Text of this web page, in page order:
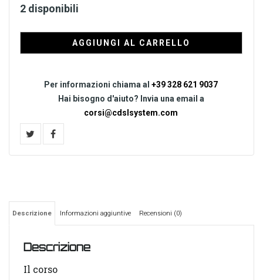
2 disponibili
AGGIUNGI AL CARRELLO
Per informazioni chiama al+39 328 621 9037
Hai bisogno d'aiuto? Invia una email a
corsi@cdslsystem.com
Descrizione Informazioni aggiuntive Recensioni (0)
Descrizione
Il corso